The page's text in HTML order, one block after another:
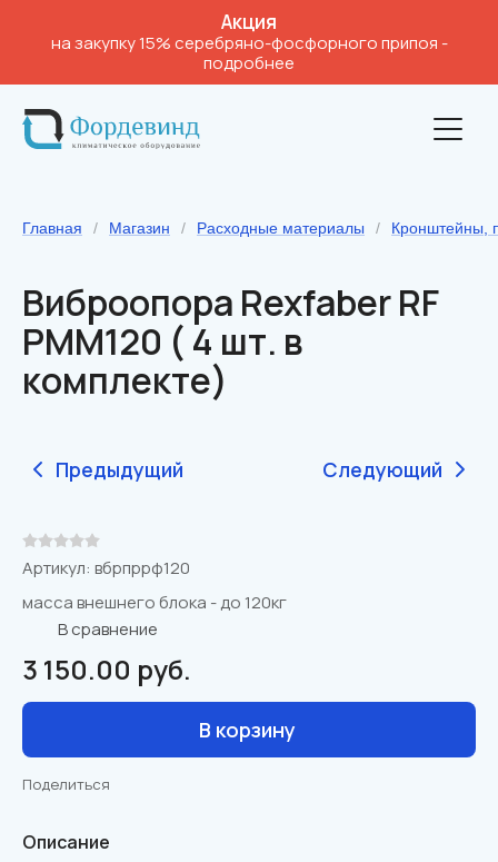
Акция
на закупку 15% серебряно-фосфорного припоя -
подробнее
Главная / Магазин / Расходные материалы / Кронштейны,
Виброопора Rexfaber RF
PMM120 ( 4 шт. в
комплекте)
Предыдущий Следующий
Артикул: вбрпррф120
масса внешнего блока - до 120кг
В сравнениe
3 150.00 руб.
В корзину
Поделиться
Описание